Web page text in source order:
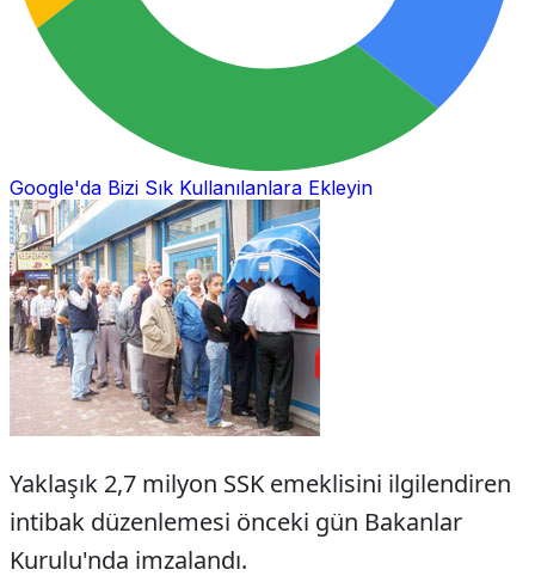
Google'da Bizi Sık Kullanılanlara Ekleyin
Yaklaşık 2,7 milyon SSK emeklisini ilgilendiren
intibak düzenlemesi önceki gün Bakanlar
Kurulu'nda imzalandı.